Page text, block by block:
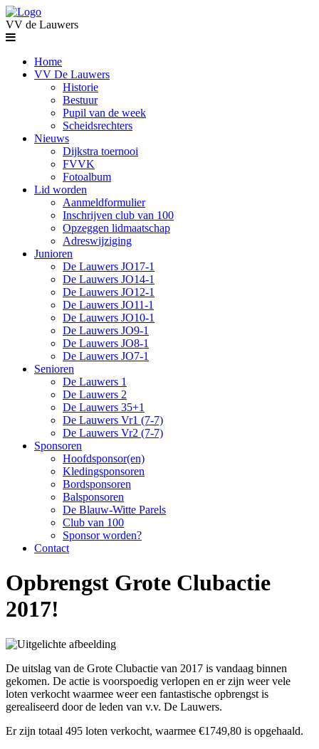
VV de Lauwers
Home
VV De Lauwers
Historie
Bestuur
Pupil van de week
Scheidsrechters
Nieuws
Dijkstra toernooi
FVVK
Fotoalbum
Lid worden
Aanmeldformulier
Inschrijven club van 100
Opzeggen lidmaatschap
Adreswijziging
Junioren
De Lauwers JO17-1
De Lauwers JO14-1
De Lauwers JO12-1
De Lauwers JO11-1
De Lauwers JO10-1
De Lauwers JO9-1
De Lauwers JO8-1
De Lauwers JO7-1
Senioren
De Lauwers 1
De Lauwers 2
De Lauwers 35+1
De Lauwers Vr1 (7-7)
De Lauwers Vr2 (7-7)
Sponsoren
Hoofdsponsor(en)
Kledingsponsoren
Bordsponsoren
Balsponsoren
De Blauw-Witte Parels
Club van 100
Sponsor worden?
Contact
Opbrengst Grote Clubactie
2017!
De uitslag van de Grote Clubactie van 2017 is vandaag binnen
gekomen. De actie is voorspoedig verlopen en er zijn weer vele
loten verkocht waarmee weer een fantastische opbrengst is
gerealiseerd door de leden van v.v. De Lauwers.
Er zijn totaal 495 loten verkocht, waarmee €1749,80 is opgehaald.